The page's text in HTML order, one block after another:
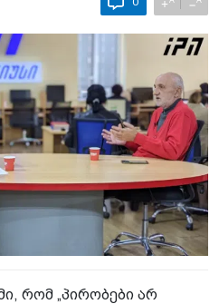
+ −
რომ „პირობები არ